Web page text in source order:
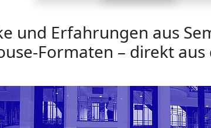
und Erfahrungen aus
Formaten – direkt aus